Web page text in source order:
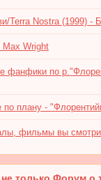
Terra Nostra (1999) -
Wright
фанфики по
по плану -
фильмы вы